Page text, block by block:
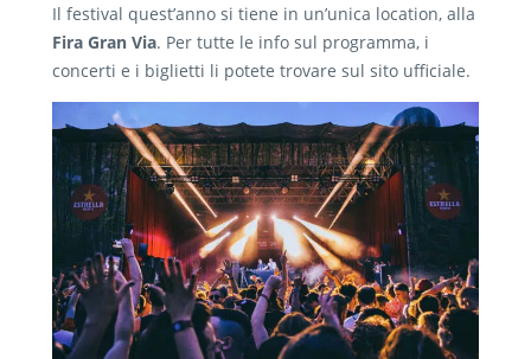
Il festival quest’anno si tiene in un’unica location, alla
Fira Gran Via. Per tutte le info sul programma, i
concerti e i biglietti li potete trovare sul sito ufficiale.